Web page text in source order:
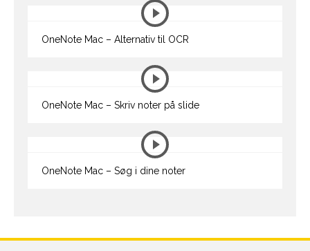
OneNote Mac – Alternativ til OCR
OneNote Mac – Skriv noter på slide
OneNote Mac – Søg i dine noter